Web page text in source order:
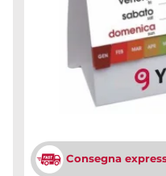
Consegna